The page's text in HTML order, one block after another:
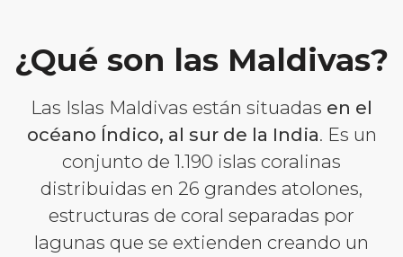
¿Qué son las Maldivas?
Las Islas Maldivas están situadas en el
océano Índico, al sur de la India. Es un
conjunto de 1.190 islas coralinas
distribuidas en 26 grandes atolones,
estructuras de coral separadas por
lagunas que se extienden creando un